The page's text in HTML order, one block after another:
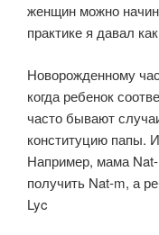
женщин можно
практике я давал
Новорожденному
когда ребенок
часто бывают
конституцию папы.
Например, мама
получить Nat-m, а
Lyc